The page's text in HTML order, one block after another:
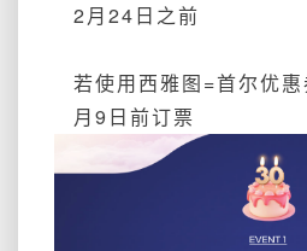
2月24日之前
若使用西雅图=首尔优
月9日前订票